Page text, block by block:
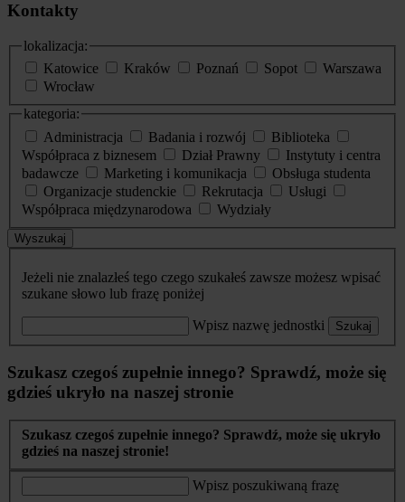
Kontakty
lokalizacja:
Katowice
Kraków Poznań Sopot
Warszawa
Wrocław
kategoria:
Administracja
Badania i rozwój
Biblioteka
Współpraca z biznesem
Dział Prawny
Instytuty i centra
badawcze
Marketing i komunikacja
Obsługa studenta
Organizacje studenckie
Rekrutacja
Usługi
Współpraca międzynarodowa
Wydziały
Wyszukaj
Jeżeli nie znalazłeś tego czego szukałeś zawsze możesz wpisać
szukane słowo lub frazę poniżej
Wpisz nazwę jednostki Szukaj
Szukasz czegoś zupełnie innego? Sprawdź, może się
gdzieś ukryło na naszej stronie
Szukasz czegoś zupełnie innego? Sprawdź, może się ukryło
gdzieś na naszej stronie!
Wpisz poszukiwaną frazę